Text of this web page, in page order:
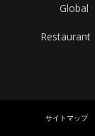
Global
Restaurant
サイトマップ